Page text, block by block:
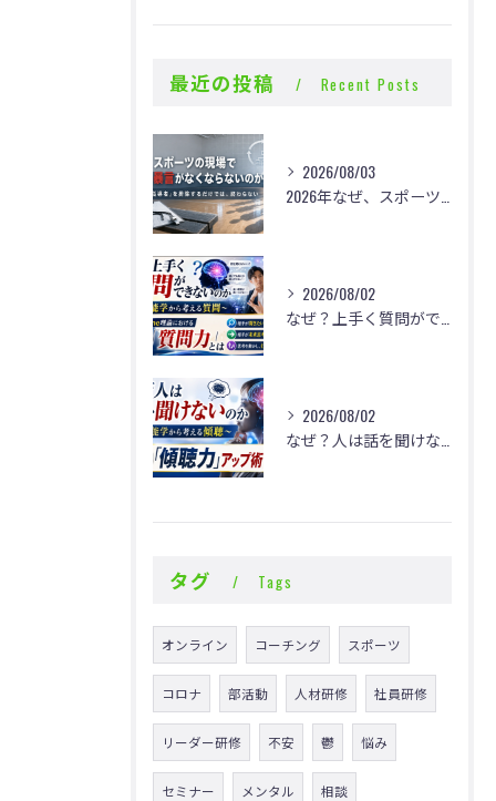
最近の投稿 Recent Posts
2026/08/03
2026/08/02
2026/08/02
タグ Tags
オンライン コーチング スポーツ
コロナ 部活動 人材研修 社員研修
リーダー研修 不安 鬱 悩み
セミナー メンタル 相談